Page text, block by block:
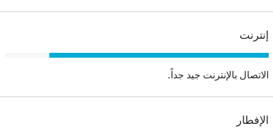
إنترنت
الاتصال بالإنترنت جيد جداً.
الإفطار